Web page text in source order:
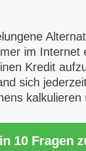
im
Kredit
sich
kalkulieren
10 Fragen